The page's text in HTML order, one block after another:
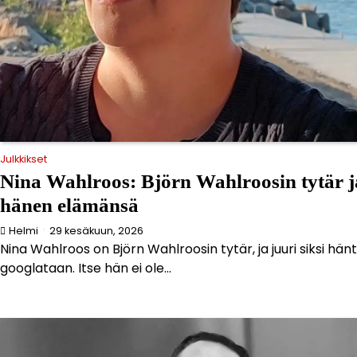
Julkkikset
Nina Wahlroos: Björn Wahlroosin tytär
hänen elämänsä
Helmi 29 kesäkuun, 2026
Nina Wahlroos on Björn Wahlroosin tytär, ja juuri siksi
googlataan. Itse hän ei ole...